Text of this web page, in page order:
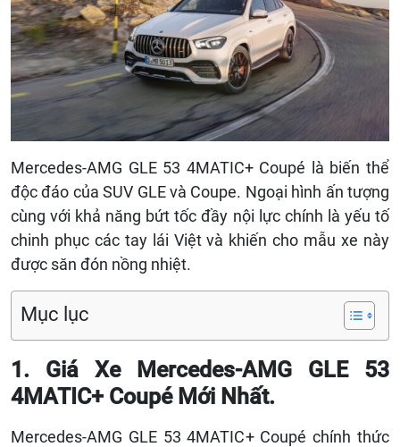
Mercedes-AMG GLE 53 4MATIC+ Coupé là biến thể
độc đáo của SUV GLE và Coupe. Ngoại hình ấn tượng
cùng với khả năng bứt tốc đầy nội lực chính là yếu tố
chinh phục các tay lái Việt và khiến cho mẫu xe này
được săn đón nồng nhiệt.
Mục lục
1. Giá Xe Mercedes-AMG GLE 53
4MATIC+ Coupé Mới Nhất.
Mercedes-AMG GLE 53 4MATIC+ Coupé chính thức